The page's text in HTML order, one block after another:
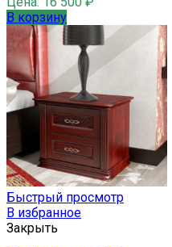
В корзину
Быстрый просмотр
В избранное
Закрыть